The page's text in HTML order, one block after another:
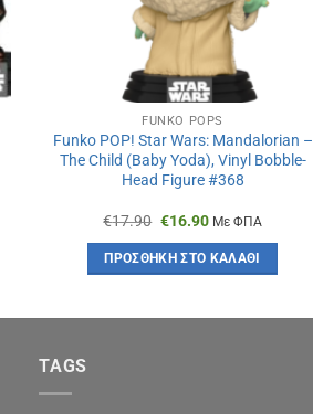
FUNKO POPS
Funko POP! Star Wars: Mandalorian –
The Child (Baby Yoda), Vinyl Bobble-
Head Figure #368
€17.90 Original
was:
€17.90.
€16.90Η
τιμή
είναι:
Με ΦΠΑ
ΠΡΟΣΘΉΚΗ ΣΤΟ ΚΑΛΆΘΙ
TAGS